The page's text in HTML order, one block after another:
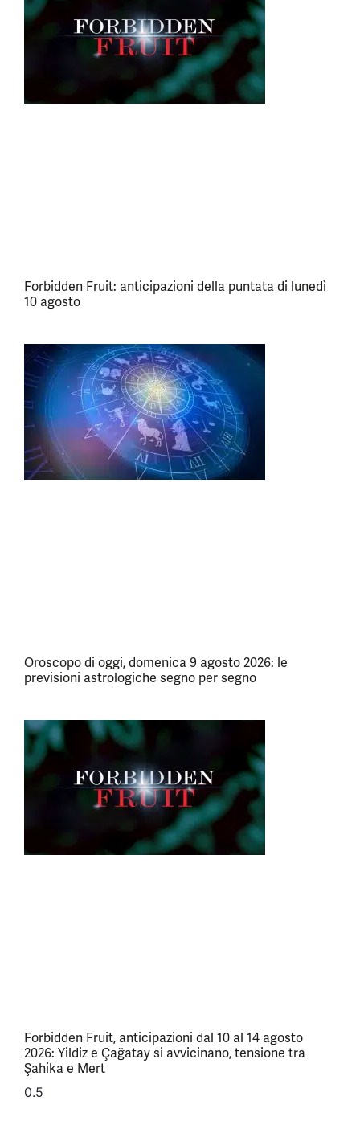
Forbidden Fruit: anticipazioni della puntata di lunedì
10 agosto
Oroscopo di oggi, domenica 9 agosto 2026: le
previsioni astrologiche segno per segno
Forbidden Fruit, anticipazioni dal 10 al 14 agosto
2026: Yildiz e Çağatay si avvicinano, tensione tra
Şahika e Mert